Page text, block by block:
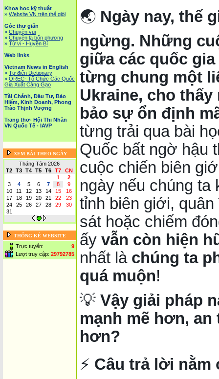
Khoa học kỹ thuật
» Website VN trên thế giói
Góc thư giãn
» Chuyện vui
» Chuyện lạ bốn phương
» Tử vi - Huyền Bí
Web links
Vietnam News in English
» Tự điển Dictionary
» OREC- Tố Chức Các Quốc
Gia Xuất Cảng Gạo
Tài Chánh, Đầu Tư, Bảo
Hiểm, Kinh Doanh, Phong
Trào Thịnh Vượng
Trang thơ- Hội Thi Nhân
VN Quốc Tế - IAVP
XEM BÀI THEO NGÀY
Tháng Tám 2026
T2
T3 T4 T5 T6 T7
CN
1
2
3
4 5 6 7 8
9
10
11 12 13 14 15
16
17
18 19 20 21 22
23
24
25 26 27 28 29
30
31
THỐNG KÊ WEBSITE
Trực tuyến:
9
Lượt truy cập: 29792785
🌏 Ngày nay, thế
ngừng. Những
giữa các quốc
từng chung một
Ukraine, cho
bảo sự ổn định
từng trải qua bài
Quốc bất ngờ hậu
cuộc chiến biên
ngày nếu chúng
tỉnh biên giới,
sát hoặc chiếm
ấy vẫn còn hiện
nhất là chúng ta
quá muộn!
💡 Vậy giải pháp
mạnh mẽ hơn,
hơn?
⚡ Câu trả lời nằm